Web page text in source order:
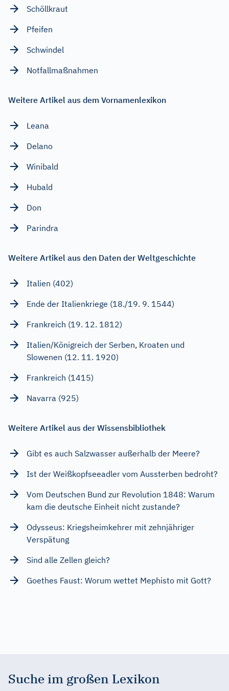
Schöllkraut
Pfeifen
Schwindel
Notfallmaßnahmen
Weitere Artikel aus dem Vornamenlexikon
Leana
Delano
Winibald
Hubald
Don
Parindra
Weitere Artikel aus den Daten der Weltgeschichte
Italien (402)
Ende der Italienkriege (18./19. 9. 1544)
Frankreich (19. 12. 1812)
Italien/Königreich der Serben, Kroaten und
Slowenen (12. 11. 1920)
Frankreich (1415)
Navarra (925)
Weitere Artikel aus der Wissensbibliothek
Gibt es auch Salzwasser außerhalb der Meere?
Ist der Weißkopfseeadler vom Aussterben bedroht?
Vom Deutschen Bund zur Revolution 1848: Warum
kam die deutsche Einheit nicht zustande?
Odysseus: Kriegsheimkehrer mit zehnjähriger
Verspätung
Sind alle Zellen gleich?
Goethes Faust: Worum wettet Mephisto mit Gott?
Suche im großen Lexikon